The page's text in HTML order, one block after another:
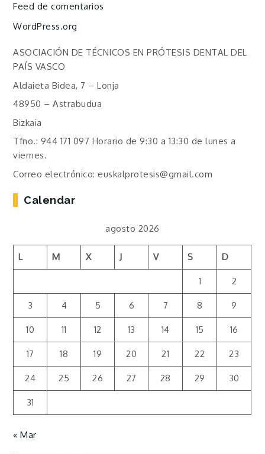
Feed de comentarios
WordPress.org
ASOCIACIÓN DE TÉCNICOS EN PRÓTESIS DENTAL DEL
PAÍS VASCO
Aldaieta Bidea, 7 – Lonja
48950 – Astrabudua
Bizkaia
Tfno.: 944 171 097 Horario de 9:30 a 13:30 de lunes a
viernes.
Correo electrónico: euskalprotesis@gmail.com
Calendar
agosto 2026
L M X J V S D
1 2
3 4 5 6 7 8 9
10 11 12 13 14 15 16
17 18 19 20 21 22 23
24 25 26 27 28 29 30
31
« Mar